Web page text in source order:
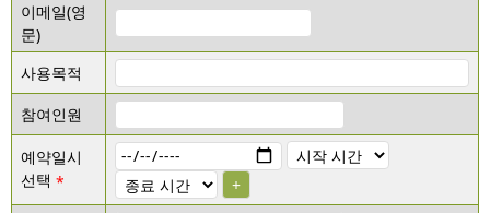
이메일(영
문)
사용목적
참여인원
예약일시
선택